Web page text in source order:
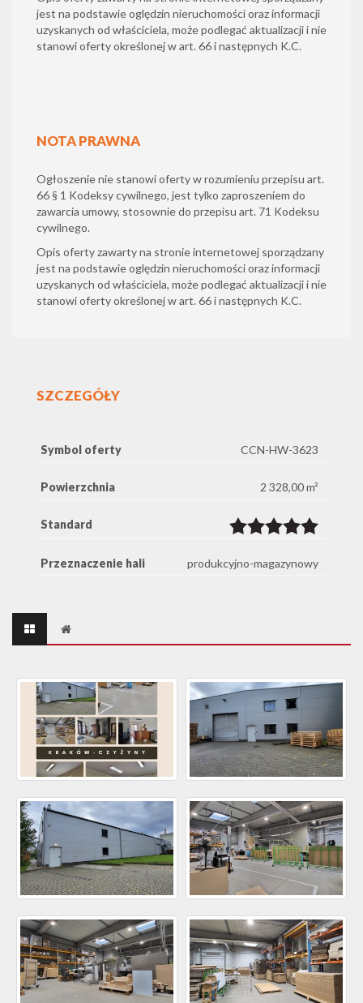
jest na podstawie oględzin nieruchomości oraz informacji
uzyskanych od właściciela, może podlegać aktualizacji i nie
stanowi oferty określonej w art. 66 i następnych K.C.
NOTA PRAWNA
Ogłoszenie nie stanowi oferty w rozumieniu przepisu art.
66 § 1 Kodeksy cywilnego, jest tylko zaproszeniem do
zawarcia umowy, stosownie do przepisu art. 71 Kodeksu
cywilnego.
Opis oferty zawarty na stronie internetowej sporządzany
jest na podstawie oględzin nieruchomości oraz informacji
uzyskanych od właściciela, może podlegać aktualizacji i nie
stanowi oferty określonej w art. 66 i następnych K.C.
SZCZEGÓŁY
Symbol oferty CCN-HW-3623
Powierzchnia 2 328,00 m²
Standard
Przeznaczenie hali produkcyjno-magazynowy